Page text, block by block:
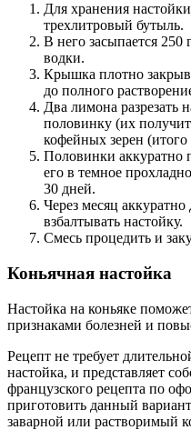
Для хранения
трехлитровый бутыль.
В него засыпается 250
водки.
Крышка плотно
до полного
Два лимона
половинку (их
кофейных зерен (итого
Половинки аккуратно
его в темное
30 дней.
Через месяц аккуратно
взбалтывать настойку.
Смесь процедить и
Коньячная настойка
Настойка на коньяке
признаками болезней и
Рецепт не требует
настойка, и представляет
французского рецепта по
приготовить данный
заварной или растворимый